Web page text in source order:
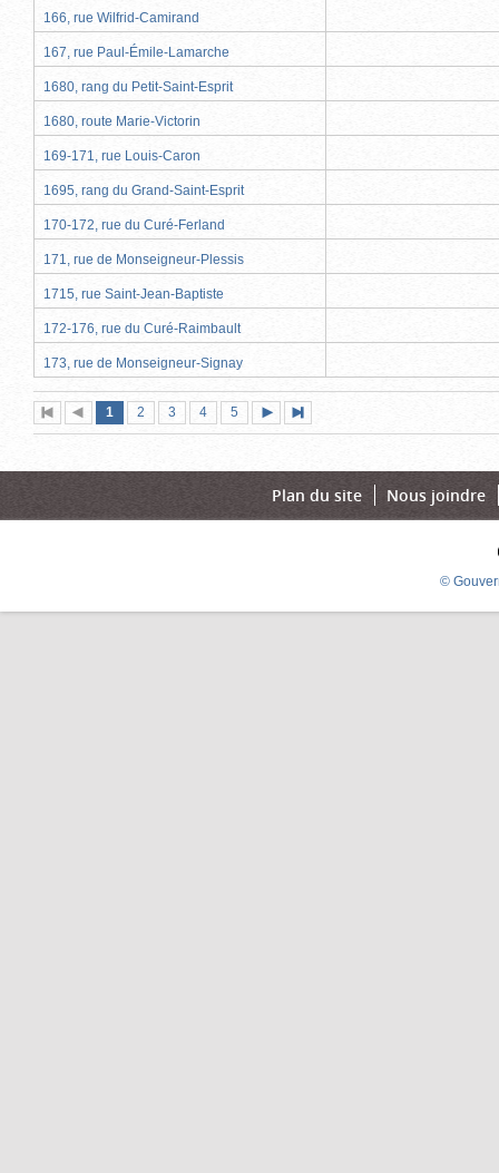
166, rue Wilfrid-Camirand
167, rue Paul-Émile-Lamarche
1680, rang du Petit-Saint-Esprit
1680, route Marie-Victorin
169-171, rue Louis-Caron
1695, rang du Grand-Saint-Esprit
170-172, rue du Curé-Ferland
171, rue de Monseigneur-Plessis
1715, rue Saint-Jean-Baptiste
172-176, rue du Curé-Raimbault
173, rue de Monseigneur-Signay
Première
page
Page
précédente
Page
1 (page
actuelle)
Page
2 Page
3 Page
4 Page
5
suivante
page
Plan du site Nous joindre
©